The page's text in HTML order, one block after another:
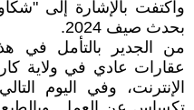
واكتفت بالإشارة إلى
بحدث صيف 2024.
من الجدير بالتأمل في
عقارات عادي في ولاية
الإنترنت، وفي اليوم